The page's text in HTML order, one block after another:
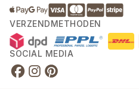
VERZENDMETHODEN
SOCIAL MEDIA